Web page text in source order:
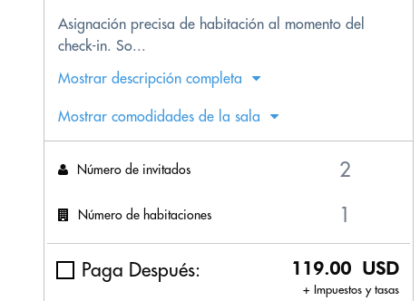
Asignación precisa de habitación al momento del
check-in. So...
Mostrar descripción completa
Mostrar comodidades de la sala
Número de invitados
Número de habitaciones
Paga Después: 119.00 USD
+ Impuestos y tasas